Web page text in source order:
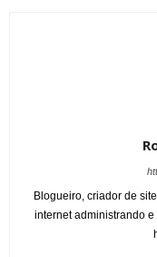
Blogueiro, criador de
internet administrando